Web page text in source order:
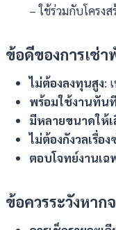
– ใช้ร่วมกับโครง
ข้อดีของการเช่
ไม่ต้องลงทุนสูง:
พร้อมใช้งานทัน
มีหลายขนาดให้เ
ไม่ต้องกังวลเรื่อ
ตอบโจทย์งานเฉ
ข้อควรระวังหาก